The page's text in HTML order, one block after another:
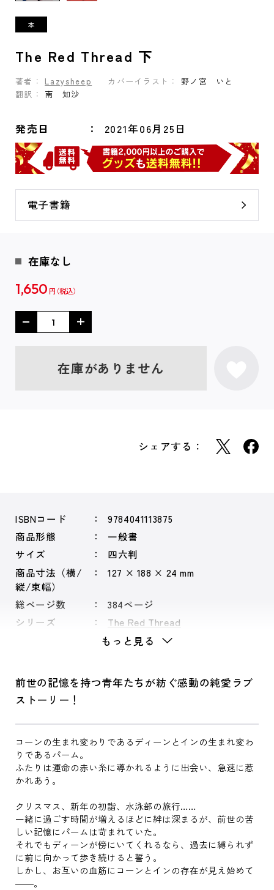
The Red Thread 下
著者： Lazysheep カバーイラスト：
野ノ宮 いと
翻訳：
南 知沙
発売日 2021年06月25日
電子書籍
在庫なし
1,650 円
在庫がありません
シェアする：
ISBNコード
9784041113875
商品形態
一般書
サイズ
四六判
商品寸法（横/
縦/束幅）
127 × 188 × 24 mm
総ページ数
384ページ
シリーズ
The Red Thread
もっと見る
前世の記憶を持つ青年たちが紡ぐ感動の純愛ラブ
ストーリー！
コーンの生まれ変わりであるディーンとインの生まれ変わ
りであるパーム。
ふたりは運命の赤い糸に導かれるように出会い、急速に惹
かれあう。
クリスマス、新年の初詣、水泳部の旅行……
一緒に過ごす時間が増えるほどに絆は深まるが、前世の苦
しい記憶にパームは苛まれていた。
それでもディーンが傍にいてくれるなら、過去に縛られず
に前に向かって歩き続けると誓う。
しかし、お互いの血筋にコーンとインの存在が見え始めて
――。